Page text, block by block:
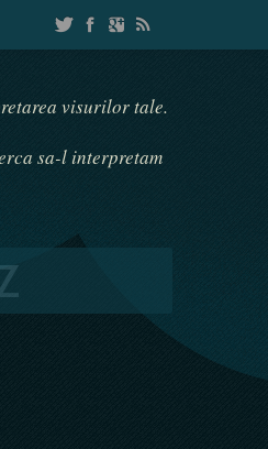
visurilor tale.
sa-l interpretam